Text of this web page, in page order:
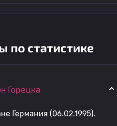
по статистике
Горецка
Германия (06.02.1995).